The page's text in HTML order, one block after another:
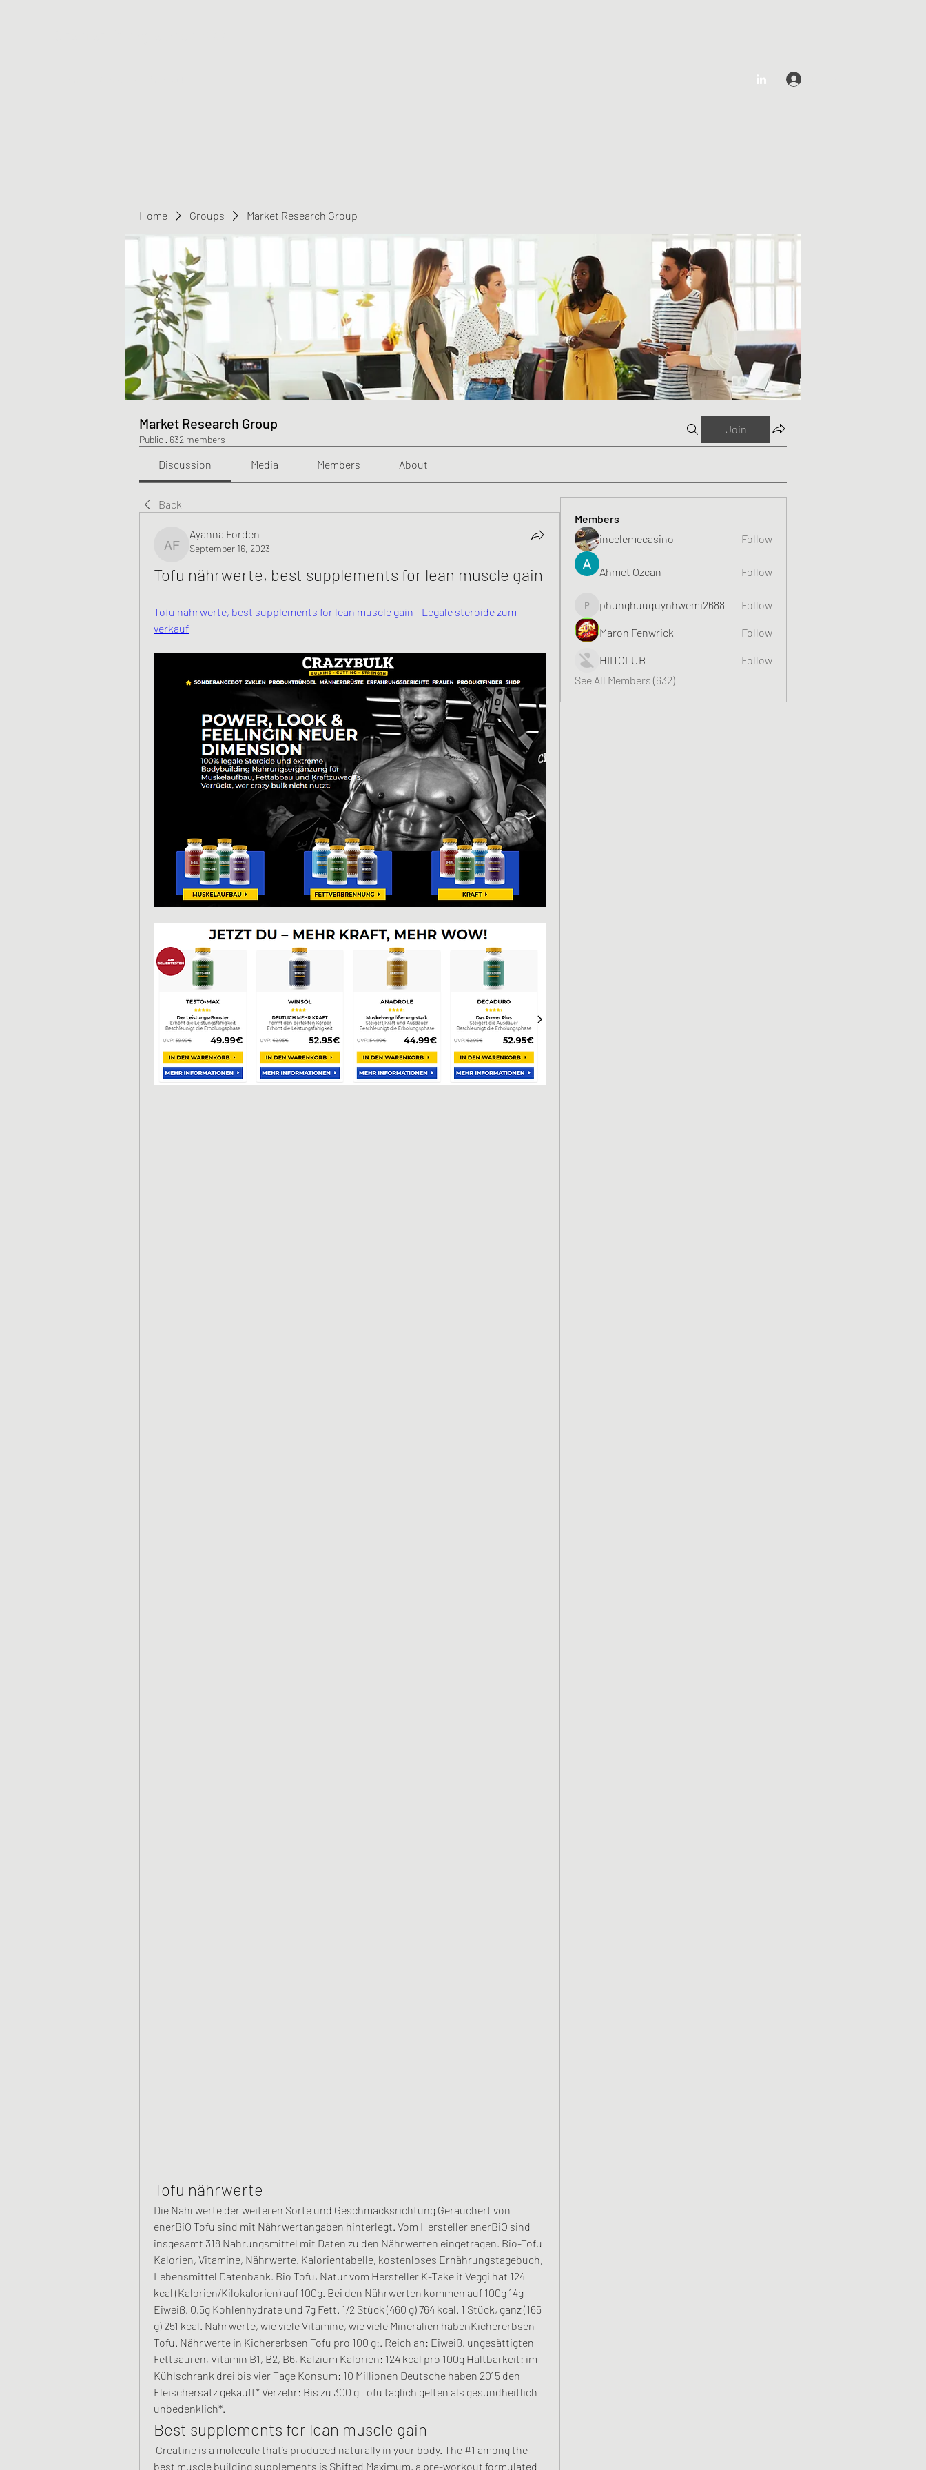
Home Groups Market Research Group
Market Research Group
Public · 632 members
Join
Discussion Media Members About
Back
Ayanna Forden
Ayanna Forden
September 16, 2023
Tofu nährwerte, best supplements for lean muscle gain
Tofu nährwerte, best supplements for lean muscle gain - Legale steroide zum
verkauf
Tofu nährwerte
Die Nährwerte der weiteren Sorte und Geschmacksrichtung Geräuchert von
enerBiO Tofu sind mit Nährwertangaben hinterlegt. Vom Hersteller enerBiO sind
insgesamt 318 Nahrungsmittel mit Daten zu den Nährwerten eingetragen. Bio-Tofu
Kalorien, Vitamine, Nährwerte. Kalorientabelle, kostenloses Ernährungstagebuch,
Lebensmittel Datenbank. Bio Tofu, Natur vom Hersteller K-Take it Veggi hat 124
kcal (Kalorien/Kilokalorien) auf 100g. Bei den Nährwerten kommen auf 100g 14g
Eiweiß, 0,5g Kohlenhydrate und 7g Fett. 1/2 Stück (460 g) 764 kcal. 1 Stück, ganz (165
g) 251 kcal. Nährwerte, wie viele Vitamine, wie viele Mineralien habenKichererbsen
Tofu. Nährwerte in Kichererbsen Tofu pro 100 g:. Reich an: Eiweiß, ungesättigten
Fettsäuren, Vitamin B1, B2, B6, Kalzium Kalorien: 124 kcal pro 100g Haltbarkeit: im
Kühlschrank drei bis vier Tage Konsum: 10 Millionen Deutsche haben 2015 den
Fleischersatz gekauft* Verzehr: Bis zu 300 g Tofu täglich gelten als gesundheitlich
unbedenklich*.
Best supplements for lean muscle gain
best muscle building supplements is Shifted Maximum, a pre-workout formulated
Members
incelemecasino
Follow
Ahmet Özcan Follow
phunghuuquynhwemi2688
phunghuuquynhwemi2688 Follow
Maron Fenwrick Follow
HIITCLUB
Follow
See All Members (632)